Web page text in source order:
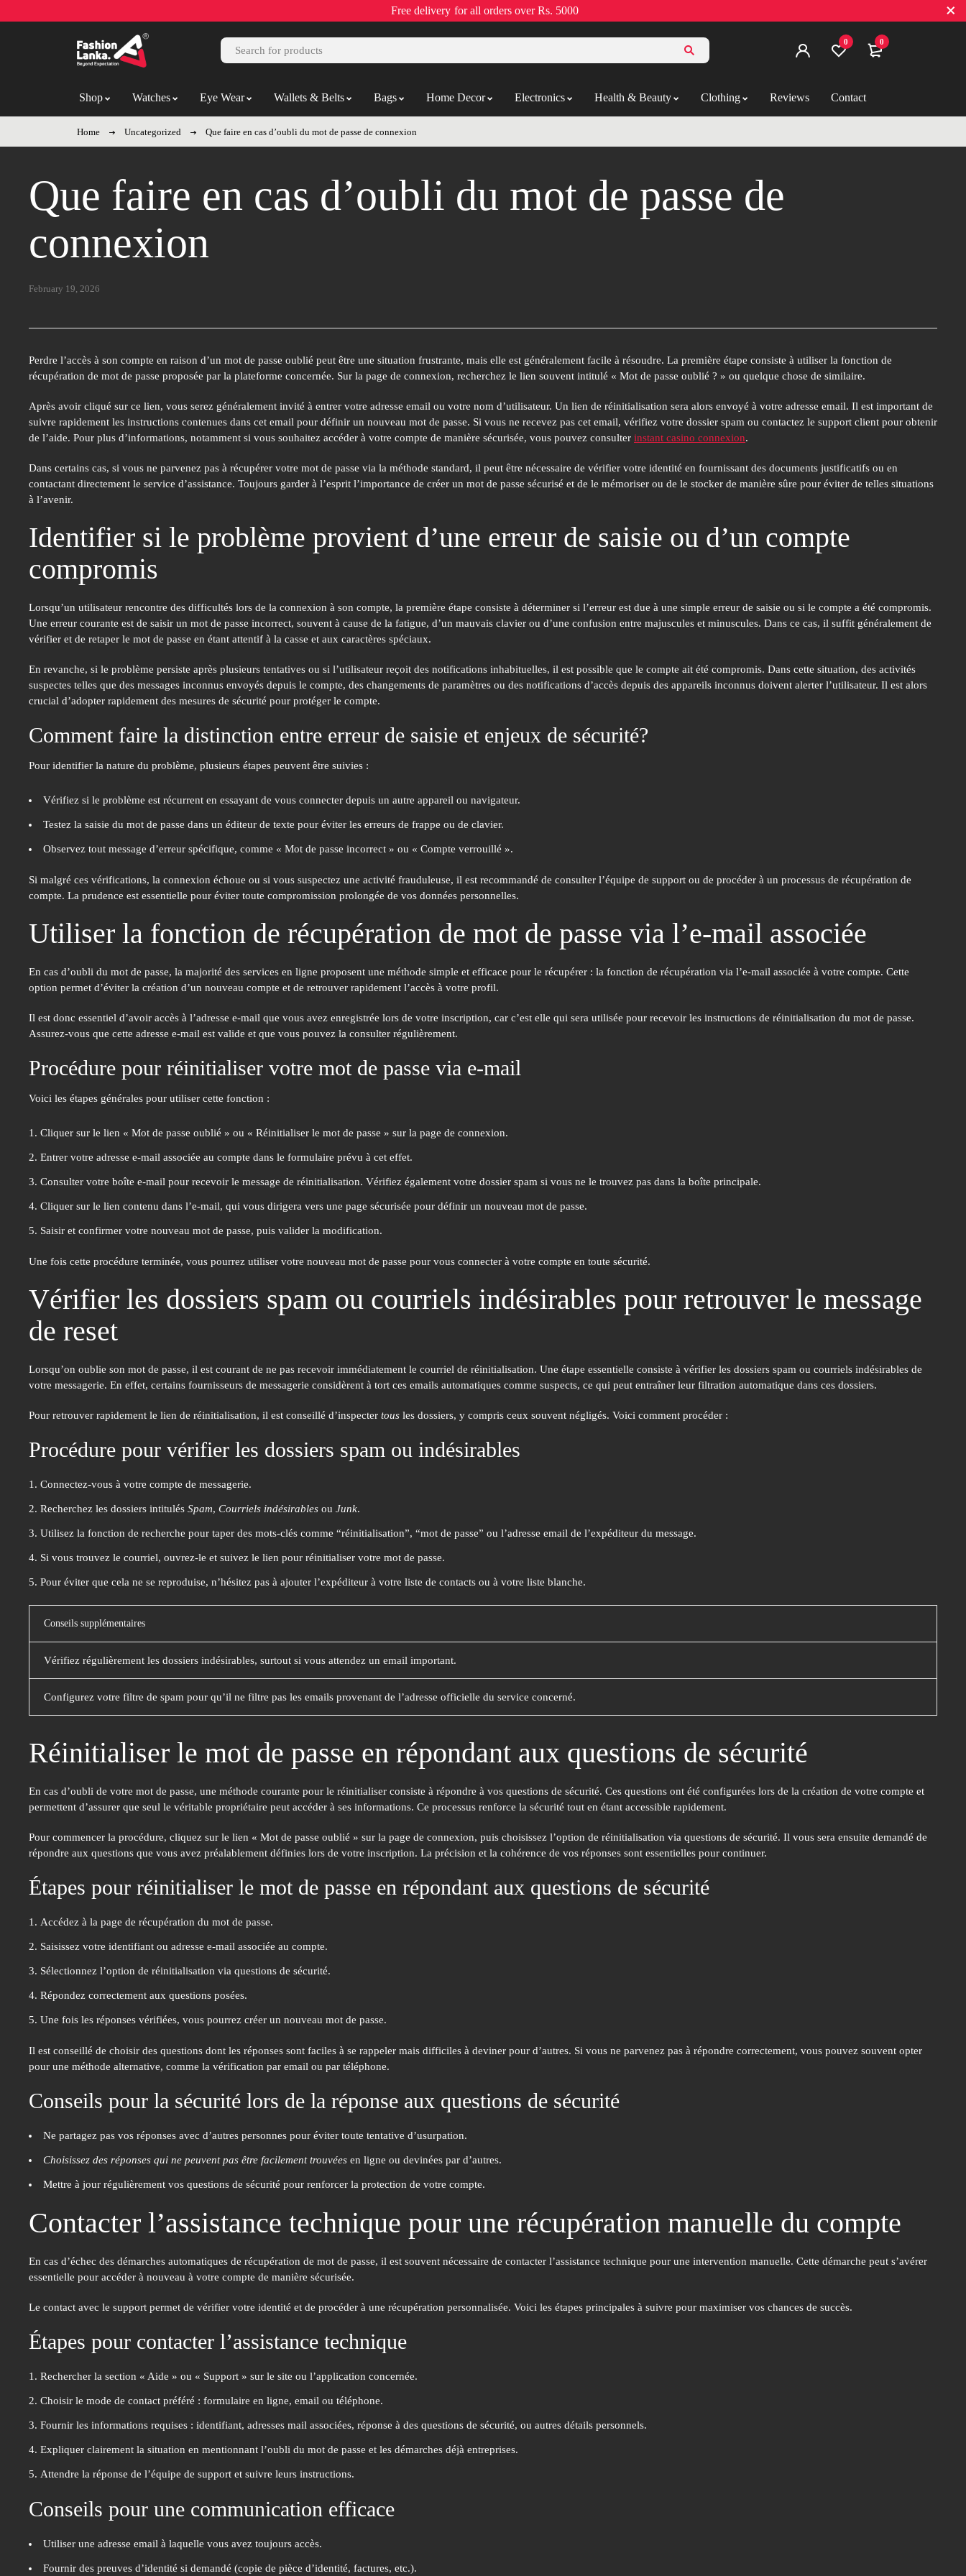
Free delivery for all orders over Rs. 5000
0 0
Shop Watches Eye Wear Wallets & Belts Bags Home Decor Electronics Health & Beauty Clothing Reviews Contact
Home Uncategorized Que faire en cas d’oubli du mot de passe de connexion
Que faire en cas d’oubli du mot de passe de
connexion
February 19, 2026
Perdre l’accès à son compte en raison d’un mot de passe oublié peut être une situation frustrante, mais elle est généralement facile à résoudre. La première étape consiste à utiliser la fonction de
récupération de mot de passe proposée par la plateforme concernée. Sur la page de connexion, recherchez le lien souvent intitulé « Mot de passe oublié ? » ou quelque chose de similaire.
Après avoir cliqué sur ce lien, vous serez généralement invité à entrer votre adresse email ou votre nom d’utilisateur. Un lien de réinitialisation sera alors envoyé à votre adresse email. Il est important de
suivre rapidement les instructions contenues dans cet email pour définir un nouveau mot de passe. Si vous ne recevez pas cet email, vérifiez votre dossier spam ou contactez le support client pour obtenir
de l’aide. Pour plus d’informations, notamment si vous souhaitez accéder à votre compte de manière sécurisée, vous pouvez consulter instant casino connexion.
Dans certains cas, si vous ne parvenez pas à récupérer votre mot de passe via la méthode standard, il peut être nécessaire de vérifier votre identité en fournissant des documents justificatifs ou en
contactant directement le service d’assistance. Toujours garder à l’esprit l’importance de créer un mot de passe sécurisé et de le mémoriser ou de le stocker de manière sûre pour éviter de telles situations
à l’avenir.
Identifier si le problème provient d’une erreur de saisie ou d’un compte
compromis
Lorsqu’un utilisateur rencontre des difficultés lors de la connexion à son compte, la première étape consiste à déterminer si l’erreur est due à une simple erreur de saisie ou si le compte a été compromis.
Une erreur courante est de saisir un mot de passe incorrect, souvent à cause de la fatigue, d’un mauvais clavier ou d’une confusion entre majuscules et minuscules. Dans ce cas, il suffit généralement de
vérifier et de retaper le mot de passe en étant attentif à la casse et aux caractères spéciaux.
En revanche, si le problème persiste après plusieurs tentatives ou si l’utilisateur reçoit des notifications inhabituelles, il est possible que le compte ait été compromis. Dans cette situation, des activités
suspectes telles que des messages inconnus envoyés depuis le compte, des changements de paramètres ou des notifications d’accès depuis des appareils inconnus doivent alerter l’utilisateur. Il est alors
crucial d’adopter rapidement des mesures de sécurité pour protéger le compte.
Comment faire la distinction entre erreur de saisie et enjeux de sécurité?
Pour identifier la nature du problème, plusieurs étapes peuvent être suivies :
Vérifiez si le problème est récurrent en essayant de vous connecter depuis un autre appareil ou navigateur.
Testez la saisie du mot de passe dans un éditeur de texte pour éviter les erreurs de frappe ou de clavier.
Observez tout message d’erreur spécifique, comme « Mot de passe incorrect » ou « Compte verrouillé ».
Si malgré ces vérifications, la connexion échoue ou si vous suspectez une activité frauduleuse, il est recommandé de consulter l’équipe de support ou de procéder à un processus de récupération de
compte. La prudence est essentielle pour éviter toute compromission prolongée de vos données personnelles.
Utiliser la fonction de récupération de mot de passe via l’e-mail associée
En cas d’oubli du mot de passe, la majorité des services en ligne proposent une méthode simple et efficace pour le récupérer : la fonction de récupération via l’e-mail associée à votre compte. Cette
option permet d’éviter la création d’un nouveau compte et de retrouver rapidement l’accès à votre profil.
Il est donc essentiel d’avoir accès à l’adresse e-mail que vous avez enregistrée lors de votre inscription, car c’est elle qui sera utilisée pour recevoir les instructions de réinitialisation du mot de passe.
Assurez-vous que cette adresse e-mail est valide et que vous pouvez la consulter régulièrement.
Procédure pour réinitialiser votre mot de passe via e-mail
Voici les étapes générales pour utiliser cette fonction :
Cliquer sur le lien « Mot de passe oublié » ou « Réinitialiser le mot de passe » sur la page de connexion.
Entrer votre adresse e-mail associée au compte dans le formulaire prévu à cet effet.
Consulter votre boîte e-mail pour recevoir le message de réinitialisation. Vérifiez également votre dossier spam si vous ne le trouvez pas dans la boîte principale.
Cliquer sur le lien contenu dans l’e-mail, qui vous dirigera vers une page sécurisée pour définir un nouveau mot de passe.
Saisir et confirmer votre nouveau mot de passe, puis valider la modification.
Une fois cette procédure terminée, vous pourrez utiliser votre nouveau mot de passe pour vous connecter à votre compte en toute sécurité.
Vérifier les dossiers spam ou courriels indésirables pour retrouver le message
de reset
Lorsqu’on oublie son mot de passe, il est courant de ne pas recevoir immédiatement le courriel de réinitialisation. Une étape essentielle consiste à vérifier les dossiers spam ou courriels indésirables de
votre messagerie. En effet, certains fournisseurs de messagerie considèrent à tort ces emails automatiques comme suspects, ce qui peut entraîner leur filtration automatique dans ces dossiers.
Pour retrouver rapidement le lien de réinitialisation, il est conseillé d’inspecter tous les dossiers, y compris ceux souvent négligés. Voici comment procéder :
Procédure pour vérifier les dossiers spam ou indésirables
Connectez-vous à votre compte de messagerie.
Recherchez les dossiers intitulés Spam, Courriels indésirables ou Junk.
Utilisez la fonction de recherche pour taper des mots-clés comme “réinitialisation”, “mot de passe” ou l’adresse email de l’expéditeur du message.
Si vous trouvez le courriel, ouvrez-le et suivez le lien pour réinitialiser votre mot de passe.
Pour éviter que cela ne se reproduise, n’hésitez pas à ajouter l’expéditeur à votre liste de contacts ou à votre liste blanche.
Conseils supplémentaires
Vérifiez régulièrement les dossiers indésirables, surtout si vous attendez un email important.
Configurez votre filtre de spam pour qu’il ne filtre pas les emails provenant de l’adresse officielle du service concerné.
Réinitialiser le mot de passe en répondant aux questions de sécurité
En cas d’oubli de votre mot de passe, une méthode courante pour le réinitialiser consiste à répondre à vos questions de sécurité. Ces questions ont été configurées lors de la création de votre compte et
permettent d’assurer que seul le véritable propriétaire peut accéder à ses informations. Ce processus renforce la sécurité tout en étant accessible rapidement.
Pour commencer la procédure, cliquez sur le lien « Mot de passe oublié » sur la page de connexion, puis choisissez l’option de réinitialisation via questions de sécurité. Il vous sera ensuite demandé de
répondre aux questions que vous avez préalablement définies lors de votre inscription. La précision et la cohérence de vos réponses sont essentielles pour continuer.
Étapes pour réinitialiser le mot de passe en répondant aux questions de sécurité
Accédez à la page de récupération du mot de passe.
Saisissez votre identifiant ou adresse e-mail associée au compte.
Sélectionnez l’option de réinitialisation via questions de sécurité.
Répondez correctement aux questions posées.
Une fois les réponses vérifiées, vous pourrez créer un nouveau mot de passe.
Il est conseillé de choisir des questions dont les réponses sont faciles à se rappeler mais difficiles à deviner pour d’autres. Si vous ne parvenez pas à répondre correctement, vous pouvez souvent opter
pour une méthode alternative, comme la vérification par email ou par téléphone.
Conseils pour la sécurité lors de la réponse aux questions de sécurité
Ne partagez pas vos réponses avec d’autres personnes pour éviter toute tentative d’usurpation.
Choisissez des réponses qui ne peuvent pas être facilement trouvées en ligne ou devinées par d’autres.
Mettre à jour régulièrement vos questions de sécurité pour renforcer la protection de votre compte.
Contacter l’assistance technique pour une récupération manuelle du compte
En cas d’échec des démarches automatiques de récupération de mot de passe, il est souvent nécessaire de contacter l’assistance technique pour une intervention manuelle. Cette démarche peut s’avérer
essentielle pour accéder à nouveau à votre compte de manière sécurisée.
Le contact avec le support permet de vérifier votre identité et de procéder à une récupération personnalisée. Voici les étapes principales à suivre pour maximiser vos chances de succès.
Étapes pour contacter l’assistance technique
Rechercher la section « Aide » ou « Support » sur le site ou l’application concernée.
Choisir le mode de contact préféré : formulaire en ligne, email ou téléphone.
Fournir les informations requises : identifiant, adresses mail associées, réponse à des questions de sécurité, ou autres détails personnels.
Expliquer clairement la situation en mentionnant l’oubli du mot de passe et les démarches déjà entreprises.
Attendre la réponse de l’équipe de support et suivre leurs instructions.
Conseils pour une communication efficace
Utiliser une adresse email à laquelle vous avez toujours accès.
Fournir des preuves d’identité si demandé (copie de pièce d’identité, factures, etc.).